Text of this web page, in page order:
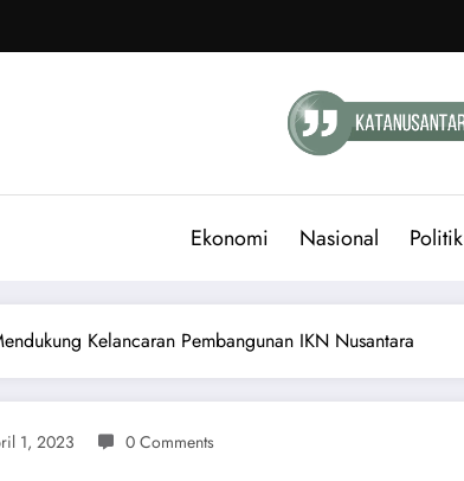
Ekonomi Nasional Politik
Kelancaran Pembangunan IKN Nusantara
1, 2023 0 Comments